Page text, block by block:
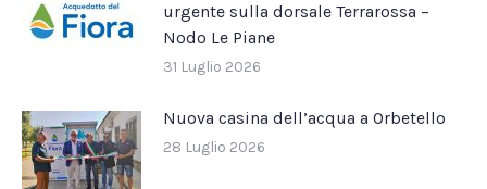
urgente sulla dorsale Terrarossa –
Nodo Le Piane
31 Luglio 2026
Nuova casina dell’acqua a Orbetello
28 Luglio 2026